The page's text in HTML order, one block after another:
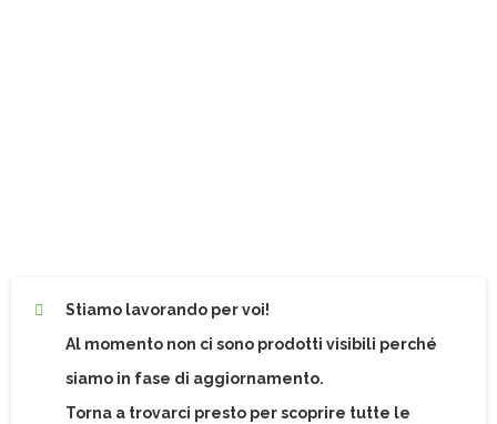
Stiamo lavorando per voi!
Al momento non ci sono prodotti visibili perché
siamo in fase di aggiornamento.
Torna a trovarci presto per scoprire tutte le